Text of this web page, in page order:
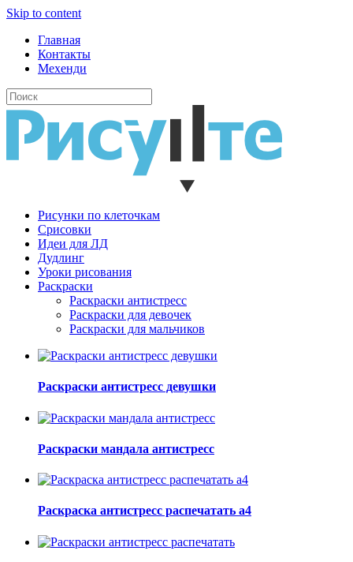
Skip to content
Главная
Контакты
Мехенди
Рисунки по клеточкам
Cрисовки
Идеи для ЛД
Дудлинг
Уроки рисования
Раскраски
Раскраски антистресс
Раскраски для девочек
Раскраски для мальчиков
Раскраски антистресс девушки
Раскраски мандала антистресс
Раскраска антистресс распечатать а4